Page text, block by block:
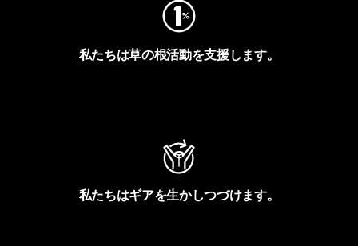
私たちは草の根活動を支援します。
私たちはギアを生かしつづけます。